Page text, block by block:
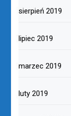
sierpień 2019
lipiec 2019
marzec 2019
luty 2019